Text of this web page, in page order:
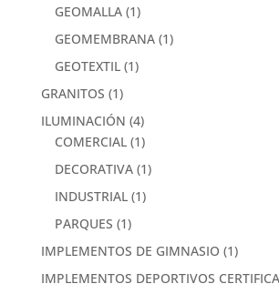
GEOMALLA (1)
GEOMEMBRANA (1)
GEOTEXTIL (1)
GRANITOS (1)
ILUMINACIÓN (4)
COMERCIAL (1)
DECORATIVA (1)
INDUSTRIAL (1)
PARQUES (1)
IMPLEMENTOS DE GIMNASIO (1)
IMPLEMENTOS DEPORTIVOS